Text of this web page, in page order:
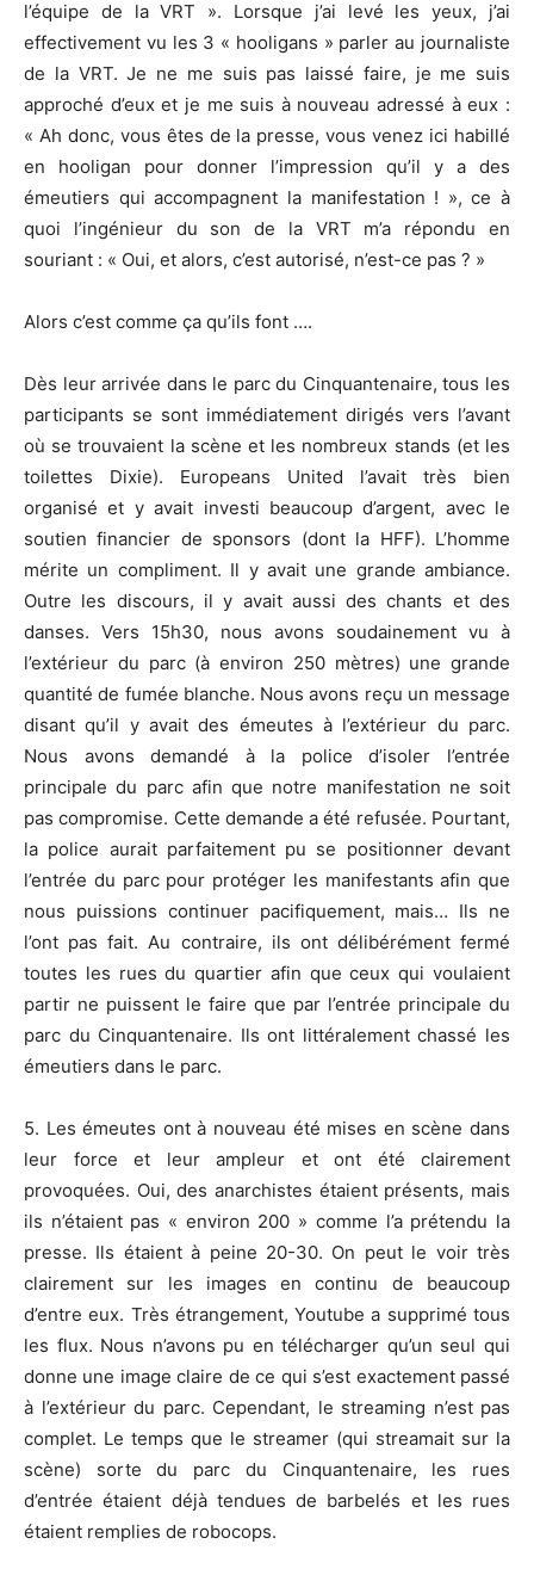
l’équipe de la VRT ». Lorsque j’ai levé les yeux, j’ai
effectivement vu les 3 « hooligans » parler au journaliste
de la VRT. Je ne me suis pas laissé faire, je me suis
approché d’eux et je me suis à nouveau adressé à eux :
« Ah donc, vous êtes de la presse, vous venez ici habillé
en hooligan pour donner l’impression qu’il y a des
émeutiers qui accompagnent la manifestation ! », ce à
quoi l’ingénieur du son de la VRT m’a répondu en
souriant : « Oui, et alors, c’est autorisé, n’est-ce pas ? »
Alors c’est comme ça qu’ils font ….
Dès leur arrivée dans le parc du Cinquantenaire, tous les
participants se sont immédiatement dirigés vers l’avant
où se trouvaient la scène et les nombreux stands (et les
toilettes Dixie). Europeans United l’avait très bien
organisé et y avait investi beaucoup d’argent, avec le
soutien financier de sponsors (dont la HFF). L’homme
mérite un compliment. Il y avait une grande ambiance.
Outre les discours, il y avait aussi des chants et des
danses. Vers 15h30, nous avons soudainement vu à
l’extérieur du parc (à environ 250 mètres) une grande
quantité de fumée blanche. Nous avons reçu un message
disant qu’il y avait des émeutes à l’extérieur du parc.
Nous avons demandé à la police d’isoler l’entrée
principale du parc afin que notre manifestation ne soit
pas compromise. Cette demande a été refusée. Pourtant,
la police aurait parfaitement pu se positionner devant
l’entrée du parc pour protéger les manifestants afin que
nous puissions continuer pacifiquement, mais… Ils ne
l’ont pas fait. Au contraire, ils ont délibérément fermé
toutes les rues du quartier afin que ceux qui voulaient
partir ne puissent le faire que par l’entrée principale du
parc du Cinquantenaire. Ils ont littéralement chassé les
émeutiers dans le parc.
5. Les émeutes ont à nouveau été mises en scène dans
leur force et leur ampleur et ont été clairement
provoquées. Oui, des anarchistes étaient présents, mais
ils n’étaient pas « environ 200 » comme l’a prétendu la
presse. Ils étaient à peine 20-30. On peut le voir très
clairement sur les images en continu de beaucoup
d’entre eux. Très étrangement, Youtube a supprimé tous
les flux. Nous n’avons pu en télécharger qu’un seul qui
donne une image claire de ce qui s’est exactement passé
à l’extérieur du parc. Cependant, le streaming n’est pas
complet. Le temps que le streamer (qui streamait sur la
scène) sorte du parc du Cinquantenaire, les rues
d’entrée étaient déjà tendues de barbelés et les rues
étaient remplies de robocops.